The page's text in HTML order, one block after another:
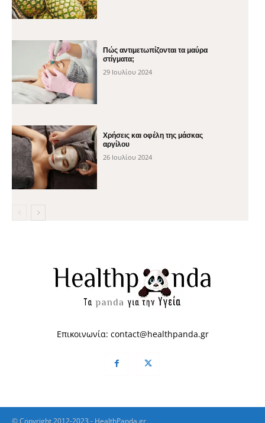
Πώς αντιμετωπίζονται τα μαύρα
στίγματα;
29 Ιουλίου 2024
Χρήσεις και οφέλη της μάσκας
αργίλου
26 Ιουλίου 2024
Επικοινωνία: contact@healthpanda.gr
© Copyright 2012-2023 - HealthPanda.gr